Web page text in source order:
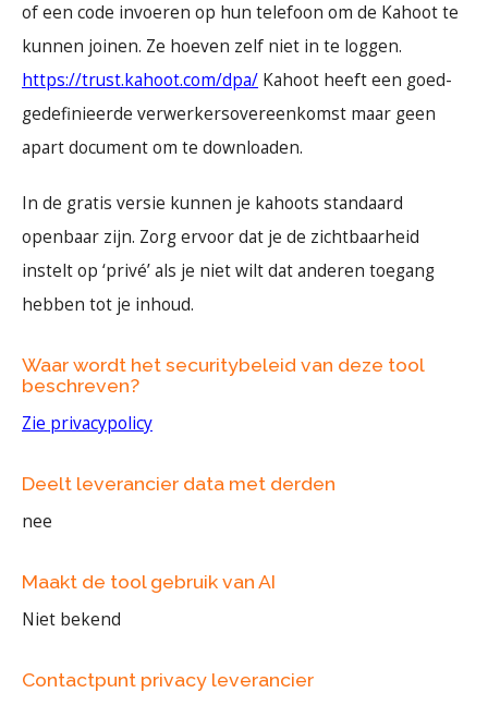
of een code invoeren op hun telefoon om de Kahoot te
kunnen joinen. Ze hoeven zelf niet in te loggen.
https://trust.kahoot.com/dpa/ Kahoot heeft een goed-
gedefinieerde verwerkersovereenkomst maar geen
apart document om te downloaden.
In de gratis versie kunnen je kahoots standaard
openbaar zijn. Zorg ervoor dat je de zichtbaarheid
instelt op ‘privé’ als je niet wilt dat anderen toegang
hebben tot je inhoud.
Waar wordt het securitybeleid van deze tool
beschreven?
Zie privacypolicy
Deelt leverancier data met derden
nee
Maakt de tool gebruik van AI
Niet bekend
Contactpunt privacy leverancier